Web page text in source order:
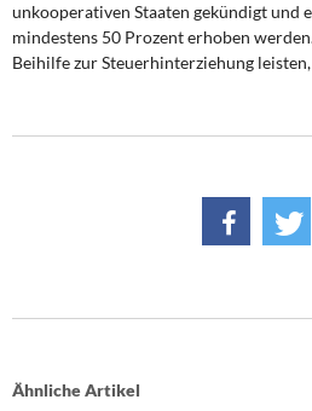
unkooperativen Staaten gekündigt und
mindestens 50 Prozent erhoben
Beihilfe zur Steuerhinterziehung
Ähnliche Artikel